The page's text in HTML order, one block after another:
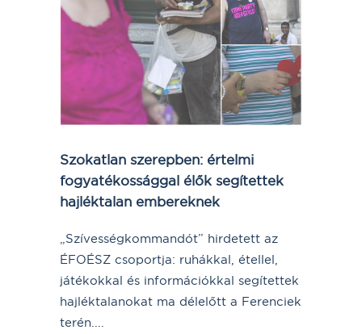
Szokatlan szerepben: értelmi
fogyatékossággal élők segítettek
hajléktalan embereknek
„Szívességkommandót” hirdetett az
ÉFOÉSZ csoportja: ruhákkal, étellel,
játékokkal és információkkal segítettek
hajléktalanokat ma délelőtt a Ferenciek
terén....